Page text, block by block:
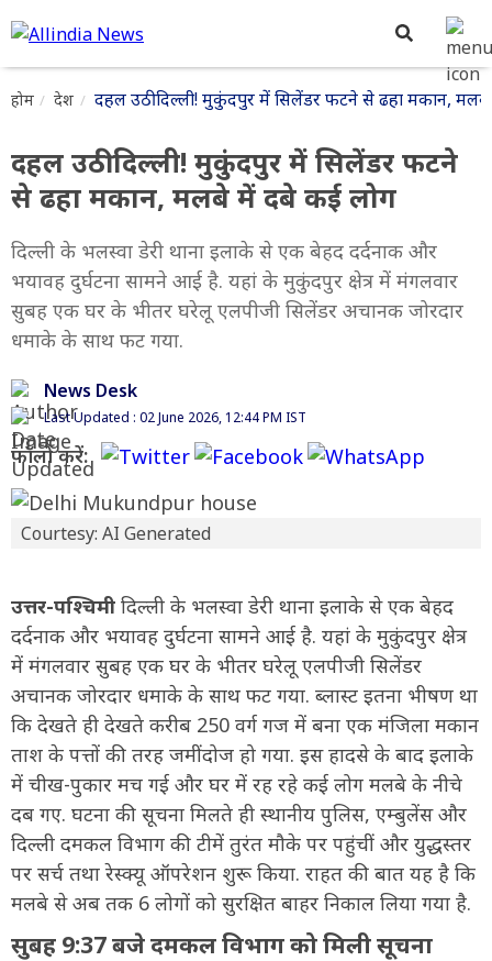
होम देश दहल उठी दिल्ली! मुकुंदपुर में सिलेंडर फटने से ढहा मकान,
दहल उठी दिल्ली! मुकुंदपुर में सिलेंडर फटने
से ढहा मकान, मलबे में दबे कई लोग
दिल्ली के भलस्वा डेरी थाना इलाके से एक बेहद दर्दनाक और
भयावह दुर्घटना सामने आई है. यहां के मुकुंदपुर क्षेत्र में मंगलवार
सुबह एक घर के भीतर घरेलू एलपीजी सिलेंडर अचानक जोरदार
धमाके के साथ फट गया.
News Desk
Last Updated : 02 June 2026, 12:44 PM IST
फॉलो करें:
Courtesy: AI Generated
उत्तर-पश्चिमी दिल्ली के भलस्वा डेरी थाना इलाके से एक बेहद
दर्दनाक और भयावह दुर्घटना सामने आई है. यहां के मुकुंदपुर क्षेत्र
में मंगलवार सुबह एक घर के भीतर घरेलू एलपीजी सिलेंडर
अचानक जोरदार धमाके के साथ फट गया. ब्लास्ट इतना भीषण था
कि देखते ही देखते करीब 250 वर्ग गज में बना एक मंजिला मकान
ताश के पत्तों की तरह जमींदोज हो गया. इस हादसे के बाद इलाके
में चीख-पुकार मच गई और घर में रह रहे कई लोग मलबे के नीचे
दब गए. घटना की सूचना मिलते ही स्थानीय पुलिस, एम्बुलेंस और
दिल्ली दमकल विभाग की टीमें तुरंत मौके पर पहुंचीं और युद्धस्तर
पर सर्च तथा रेस्क्यू ऑपरेशन शुरू किया. राहत की बात यह है कि
मलबे से अब तक 6 लोगों को सुरक्षित बाहर निकाल लिया गया है.
सुबह 9:37 बजे दमकल विभाग को मिली सूचना